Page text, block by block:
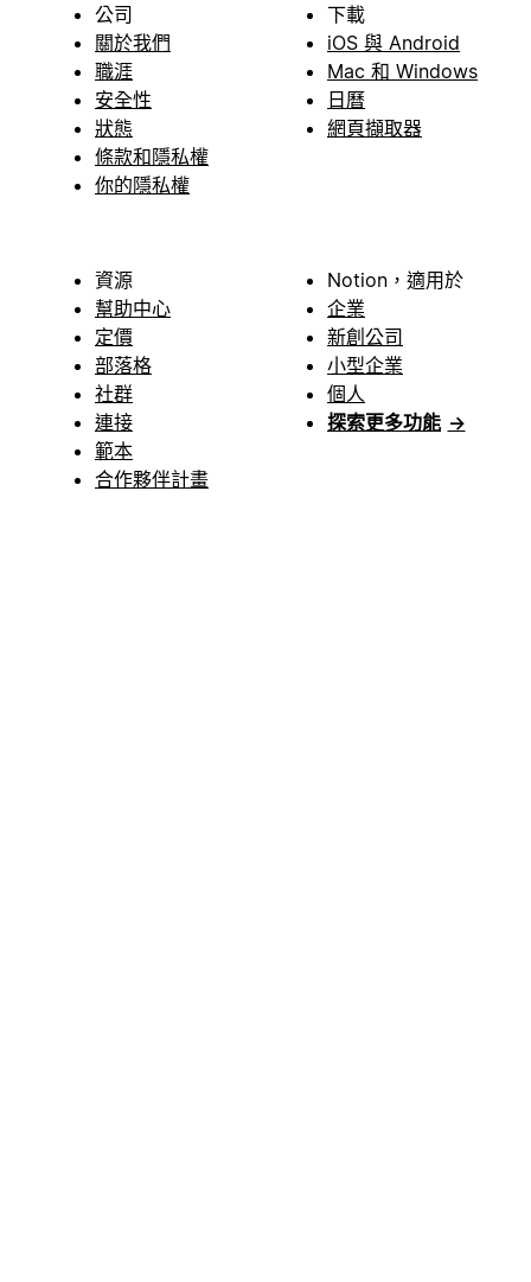
公司
關於我們
職涯
安全性
狀態
條款和隱私權
你的隱私權
下載
iOS 與 Android
Mac 和 Windows
日曆
網頁擷取器
資源
幫助中心
定價
部落格
社群
連接
範本
合作夥伴計畫
Notion，適用於
企業
新創公司
小型企業
個人
探索更多功能 →